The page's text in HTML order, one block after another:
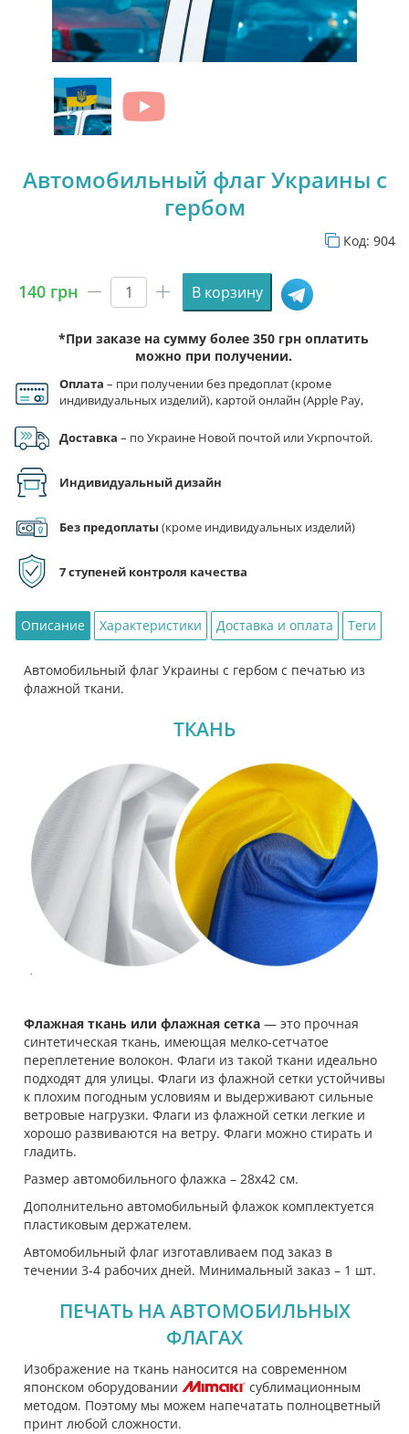
Автомобильный флаг Украины с
гербом
Код: 904
140 грн
Количество
Автомобильный
флаг
Украины
с
В корзину
*При заказе на сумму более 350 грн оплатить
можно при получении.
Оплата – при получении без предоплат (кроме
индивидуальных изделий), картой онлайн (Apple Pay,
Доставка – по Украине Новой почтой или Укрпочтой.
Индивидуальный дизайн
Без предоплаты (кроме индивидуальных изделий)
7 ступеней контроля качества
Описание Характеристики Доставка и оплата Теги
Автомобильный флаг Украины с гербом с печатью из
флажной ткани.
ТКАНЬ
Флажная ткань или флажная сетка — это прочная
синтетическая ткань, имеющая мелко-сетчатое
переплетение волокон. Флаги из такой ткани идеально
подходят для улицы. Флаги из флажной сетки устойчивы
к плохим погодным условиям и выдерживают сильные
ветровые нагрузки. Флаги из флажной сетки легкие и
хорошо развиваются на ветру. Флаги можно стирать и
гладить.
Размер автомобильного флажка – 28х42 см.
Дополнительно автомобильный флажок комплектуется
пластиковым держателем.
Автомобильный флаг изготавливаем под заказ в
течении 3-4 рабочих дней. Минимальный заказ – 1 шт.
ПЕЧАТЬ НА АВТОМОБИЛЬНЫХ
ФЛАГАХ
Изображение на ткань наносится на современном
японском оборудовании
сублимационным
методом. Поэтому мы можем напечатать полноцветный
принт любой сложности.